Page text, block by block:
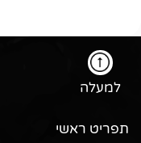
תפריט ראשי